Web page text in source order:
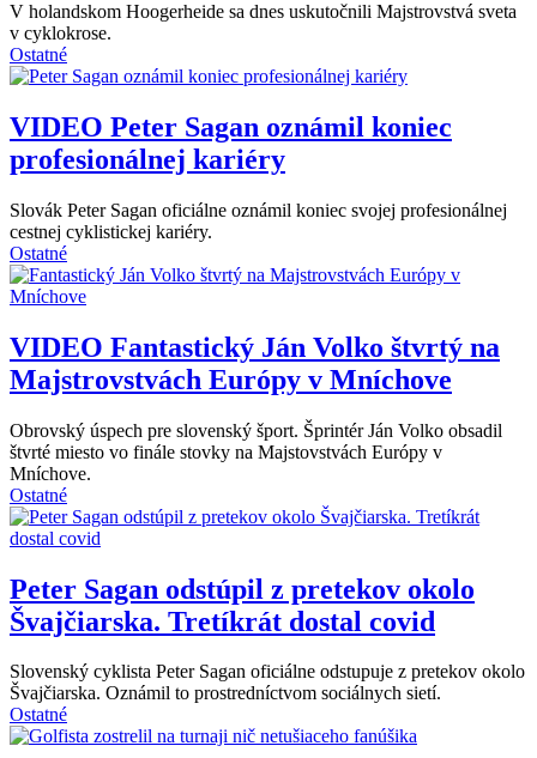
V holandskom Hoogerheide sa dnes uskutočnili Majstrovstvá sveta
v cyklokrose.
Ostatné
VIDEO Peter Sagan oznámil koniec
profesionálnej kariéry
Slovák Peter Sagan oficiálne oznámil koniec svojej profesionálnej
cestnej cyklistickej kariéry.
Ostatné
VIDEO Fantastický Ján Volko štvrtý na
Majstrovstvách Európy v Mníchove
Obrovský úspech pre slovenský šport. Šprintér Ján Volko obsadil
štvrté miesto vo finále stovky na Majstovstvách Európy v
Mníchove.
Ostatné
Peter Sagan odstúpil z pretekov okolo
Švajčiarska. Tretíkrát dostal covid
Slovenský cyklista Peter Sagan oficiálne odstupuje z pretekov okolo
Švajčiarska. Oznámil to prostredníctvom sociálnych sietí.
Ostatné